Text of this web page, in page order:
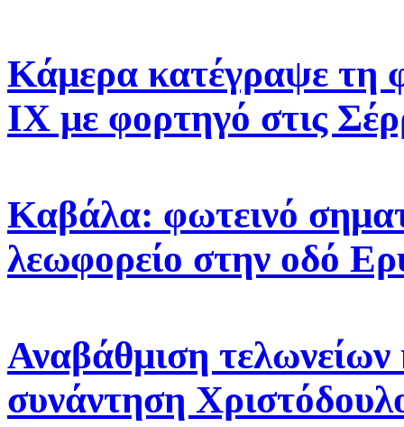
Κάμερα κατέγραψε τη
ΙΧ με φορτηγό στις
Καβάλα: φωτεινό
λεωφορείο στην οδό
Αναβάθμιση τελωνείων
συνάντηση